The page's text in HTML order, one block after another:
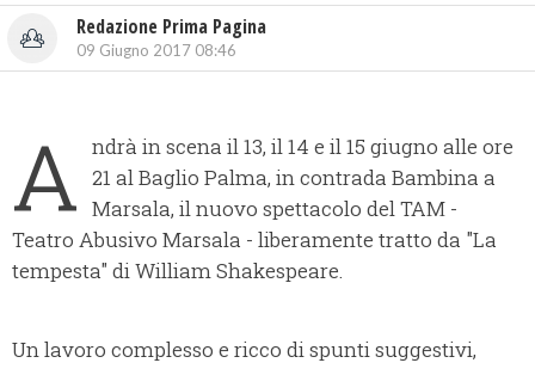
Redazione Prima Pagina
09 Giugno 2017 08:46
A ndrà in scena il 13, il 14 e il 15 giugno alle ore
21 al Baglio Palma, in contrada Bambina a
Marsala, il nuovo spettacolo del TAM -
Teatro Abusivo Marsala - liberamente tratto da "La
tempesta" di William Shakespeare.
Un lavoro complesso e ricco di spunti suggestivi,